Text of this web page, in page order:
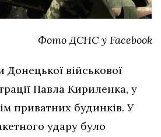
ФотоДСНС у Facebook
Донецької військової
Павла Кириленка, у
приватних будинків. У
удару було